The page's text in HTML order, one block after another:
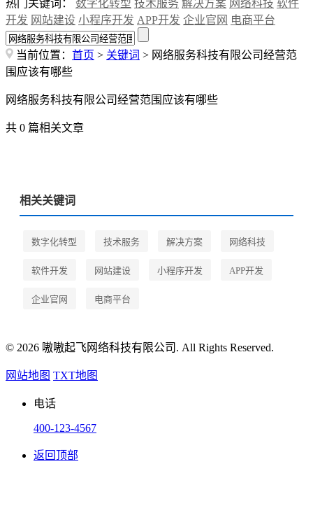
热门关键词： 数字化转型 技术服务 解决方案 网络科技 软件
开发 网站建设 小程序开发 APP开发 企业官网 电商平台
当前位置： 首页 > 关键词 > 网络服务科技有限公司经营范
围应该有哪些
网络服务科技有限公司经营范围应该有哪些
共 0 篇相关文章
相关关键词
数字化转型 技术服务 解决方案 网络科技
软件开发 网站建设 小程序开发 APP开发
企业官网 电商平台
© 2026 嗷嗷起飞网络科技有限公司. All Rights Reserved.
网站地图 TXT地图
电话
400-123-4567
返回顶部